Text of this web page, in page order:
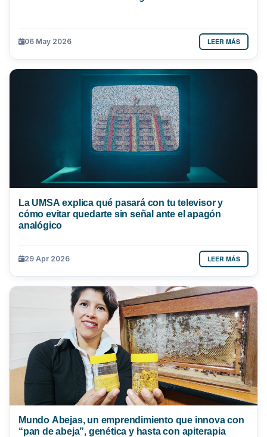
06 May 2026 LEER MÁS
La UMSA explica qué pasará con tu televisor y
cómo evitar quedarte sin señal ante el apagón
analógico
29 Apr 2026 LEER MÁS
Mundo Abejas, un emprendimiento que innova con
“pan de abeja”, genética y hasta con apiterapia